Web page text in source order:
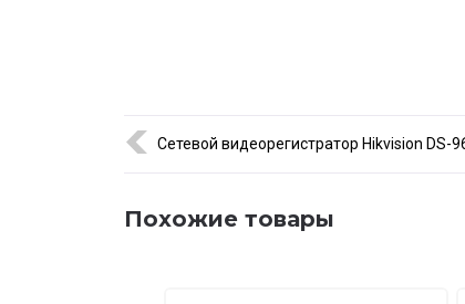
Сетевой видеорегистратор Hikvision DS-
Похожие товары